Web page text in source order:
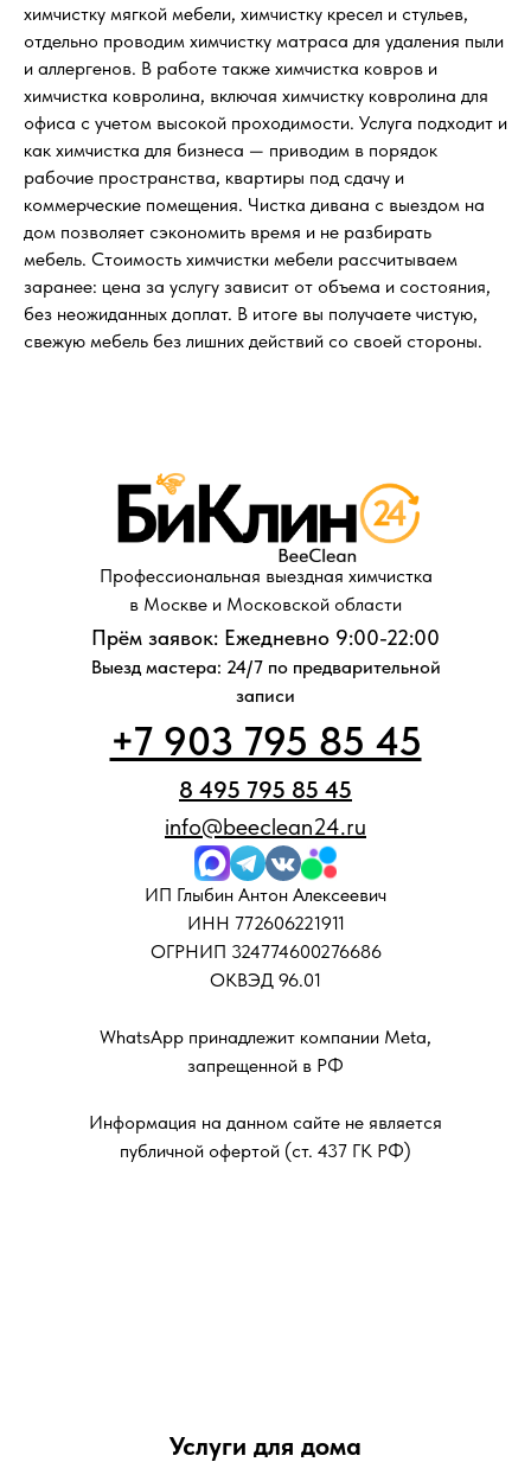
химчистку мягкой мебели, химчистку кресел и стульев,
отдельно проводим химчистку матраса для удаления пыли
и аллергенов. В работе также химчистка ковров и
химчистка ковролина, включая химчистку ковролина для
офиса с учетом высокой проходимости. Услуга подходит и
как химчистка для бизнеса — приводим в порядок
рабочие пространства, квартиры под сдачу и
коммерческие помещения. Чистка дивана с выездом на
дом позволяет сэкономить время и не разбирать
мебель. Стоимость химчистки мебели рассчитываем
заранее: цена за услугу зависит от объема и состояния,
без неожиданных доплат. В итоге вы получаете чистую,
свежую мебель без лишних действий со своей стороны.
Услуги для дома
Профессиональная выездная химчистка
в Москве и Московской области
Прём заявок: Ежедневно 9:00-22:00
Выезд мастера: 24/7 по предварительной
записи
+7 903 795 85 45
8 495 795 85 45
info@beeclean24.ru
ИП Глыбин Антон Алексеевич
ИНН 772606221911
ОГРНИП 324774600276686
ОКВЭД 96.01
WhatsApp принадлежит компании Meta,
запрещенной в РФ
Информация на данном сайте не является
публичной офертой (ст. 437 ГК РФ)